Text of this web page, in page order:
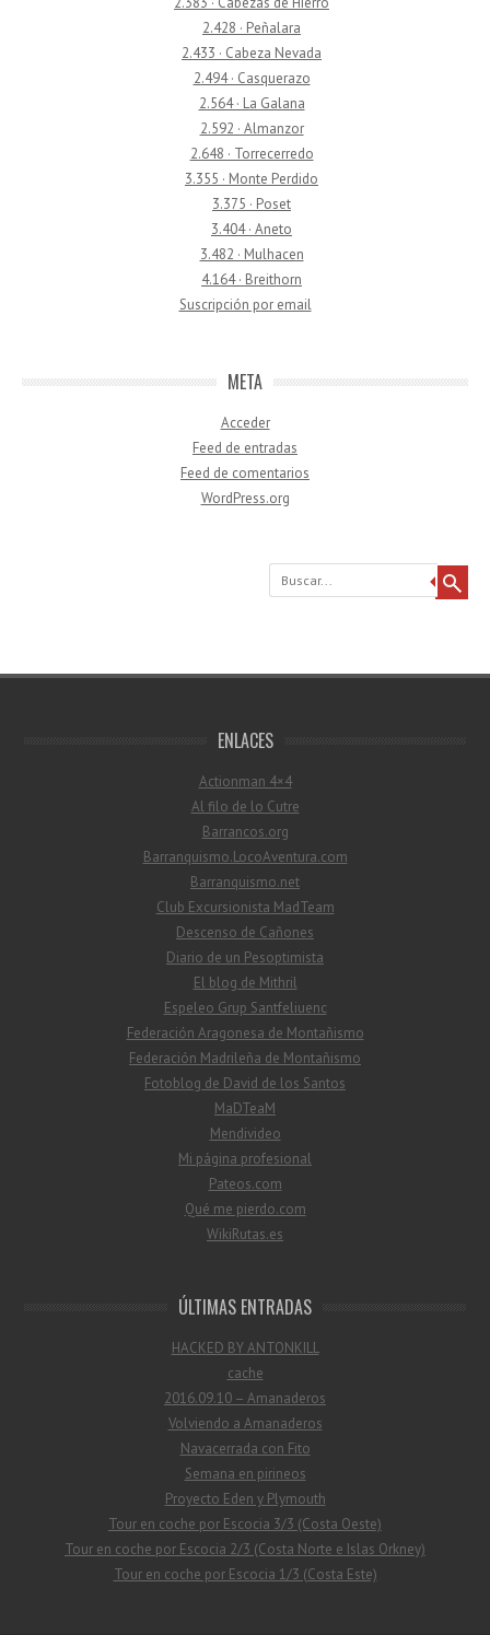
2.428 · Peñalara
2.433 · Cabeza Nevada
2.494 · Casquerazo
2.564 · La Galana
2.592 · Almanzor
2.648 · Torrecerredo
3.355 · Monte Perdido
3.375 · Poset
3.404 · Aneto
3.482 · Mulhacen
4.164 · Breithorn
Suscripción por email
META
Acceder
Feed de entradas
Feed de comentarios
WordPress.org
Buscar
ENLACES
Actionman 4×4
Al filo de lo Cutre
Barrancos.org
Barranquismo.LocoAventura.com
Barranquismo.net
Club Excursionista MadTeam
Descenso de Cañones
Diario de un Pesoptimista
El blog de Mithril
Espeleo Grup Santfeliuenc
Federación Aragonesa de Montañismo
Federación Madrileña de Montañismo
Fotoblog de David de los Santos
MaDTeaM
Mendivideo
Mi página profesional
Pateos.com
Qué me pierdo.com
WikiRutas.es
ÚLTIMAS ENTRADAS
HACKED BY ANTONKILL
cache
2016.09.10 – Amanaderos
Volviendo a Amanaderos
Navacerrada con Fito
Semana en pirineos
Proyecto Eden y Plymouth
Tour en coche por Escocia 3/3 (Costa Oeste)
Tour en coche por Escocia 2/3 (Costa Norte e Islas Orkney)
Tour en coche por Escocia 1/3 (Costa Este)